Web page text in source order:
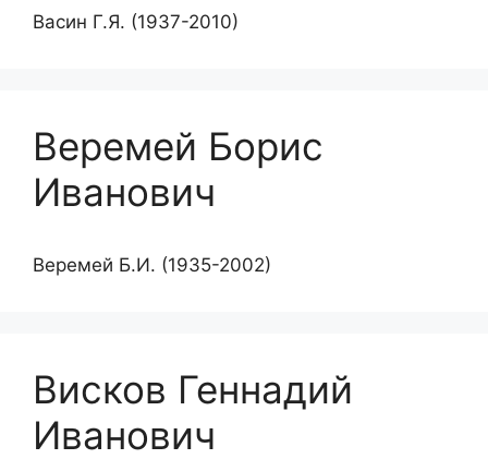
Васин Г.Я. (1937-2010)
Веремей Борис
Иванович
Веремей Б.И. (1935-2002)
Висков Геннадий
Иванович